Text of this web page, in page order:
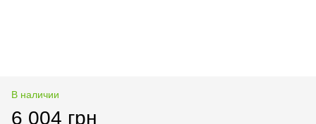
В наличии
6 004 грн